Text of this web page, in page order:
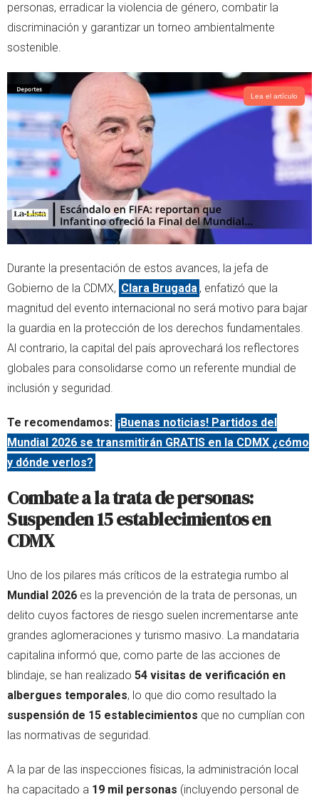
personas, erradicar la violencia de género, combatir la
discriminación y garantizar un torneo ambientalmente
sostenible.
Lea el artículo
Durante la presentación de estos avances, la jefa de
Gobierno de la CDMX, Clara Brugada , enfatizó que la
magnitud del evento internacional no será motivo para bajar
la guardia en la protección de los derechos fundamentales.
Al contrario, la capital del país aprovechará los reflectores
globales para consolidarse como un referente mundial de
inclusión y seguridad.
Te recomendamos: ¡Buenas noticias! Partidos del
Mundial 2026 se transmitirán GRATIS en la CDMX ¿cómo
y dónde verlos?
Combate a la trata de personas:
Suspenden 15 establecimientos en
CDMX
Uno de los pilares más críticos de la estrategia rumbo al
Mundial 2026 es la prevención de la trata de personas, un
delito cuyos factores de riesgo suelen incrementarse ante
grandes aglomeraciones y turismo masivo. La mandataria
capitalina informó que, como parte de las acciones de
blindaje, se han realizado 54 visitas de verificación en
albergues temporales, lo que dio como resultado la
suspensión de 15 establecimientos que no cumplían con
las normativas de seguridad.
A la par de las inspecciones físicas, la administración local
ha capacitado a 19 mil personas (incluyendo personal de